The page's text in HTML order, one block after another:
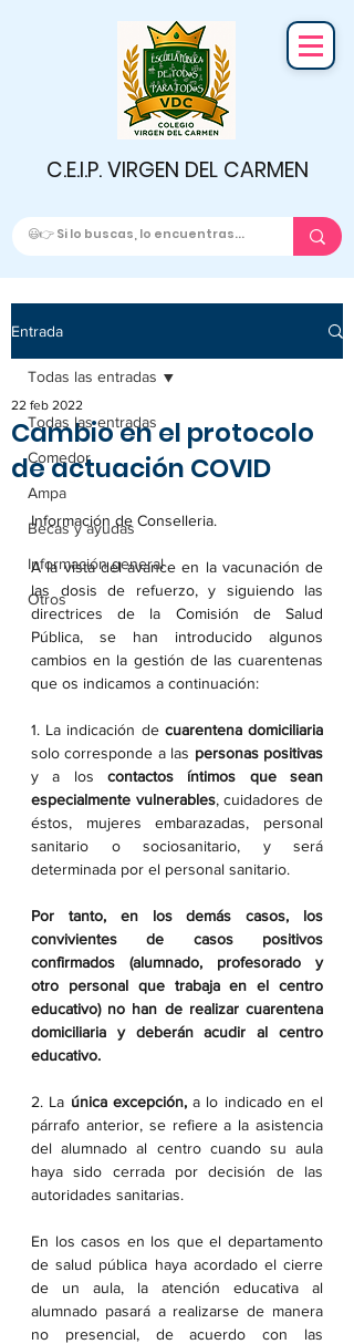
C.E.I.P. VIRGEN DEL CARMEN
Entrada
Todas las entradas
Comedor
Ampa
Becas y ayudas
Información general
Otros
Todas las entradas
Cambio en el protocolo
de actuación COVID
22 feb 2022
Información de Conselleria.
A la vista del avance en la vacunación de
las dosis de refuerzo, y siguiendo las
directrices de la Comisión de Salud
Pública, se han introducido algunos
cambios en la gestión de las cuarentenas
que os indicamos a continuación:
1. La indicación de cuarentena domiciliaria
solo corresponde a las personas positivas
y a los contactos íntimos que sean
especialmente vulnerables, cuidadores de
éstos, mujeres embarazadas, personal
sanitario o sociosanitario, y será
determinada por el personal sanitario.
Por tanto, en los demás casos, los
convivientes de casos positivos
confirmados (alumnado, profesorado y
otro personal que trabaja en el centro
educativo) no han de realizar cuarentena
domiciliaria y deberán acudir al centro
educativo.
2. La única excepción, a lo indicado en el
párrafo anterior, se refiere a la asistencia
del alumnado al centro cuando su aula
haya sido cerrada por decisión de las
autoridades sanitarias.
En los casos en los que el departamento
de salud pública haya acordado el cierre
de un aula, la atención educativa al
alumnado pasará a realizarse de manera
no presencial, de acuerdo con las